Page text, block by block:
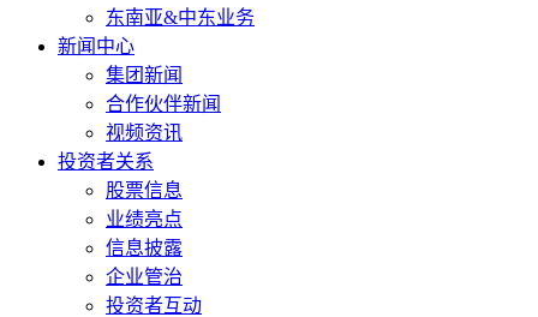
东南亚&中东业务
新闻中心
集团新闻
合作伙伴新闻
视频资讯
投资者关系
股票信息
业绩亮点
信息披露
企业管治
投资者互动